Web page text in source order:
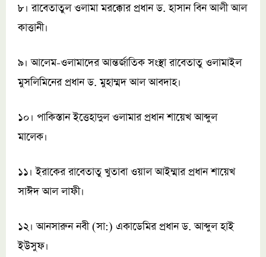
৮। রাবেতাতুল ওলামা মরক্কোর প্রধান ড. হাসান বিন আলী আল
কাত্তানী।
৯। আলেম-ওলামাদের আন্তর্জাতিক সংস্থা রাবেতাতু ওলামাইল
মুসলিমিনের প্রধান ড. মুহাম্মদ আল আবদাহ।
১০। পাকিস্তান ইত্তেহাদুল ওলামার প্রধান শায়েখ আব্দুল
মালেক।
১১। ইরাকের রাবেতাতু খুতাবা ওয়াল আইম্মার প্রধান শায়েখ
সাঈদ আল লাফী।
১২। আনসারুন নবী (সা:) একাডেমির প্রধান ড. আব্দুল হাই
ইউসুফ।